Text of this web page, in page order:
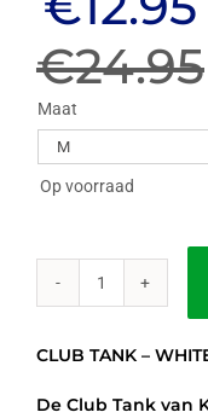
€24.95
prijs
prijs
is:
Maat
Op voorraad
CLUB
aantal
CLUB TANK –
De Club Tank van